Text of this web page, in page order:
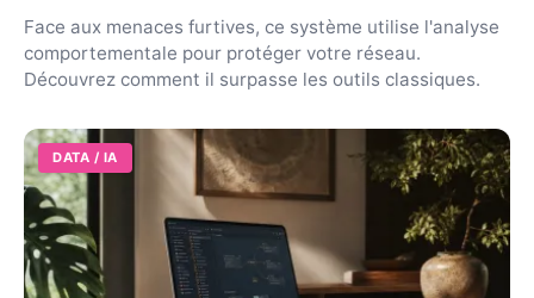
Face aux menaces furtives, ce système utilise l'analyse
comportementale pour protéger votre réseau.
Découvrez comment il surpasse les outils classiques.
DATA / IA